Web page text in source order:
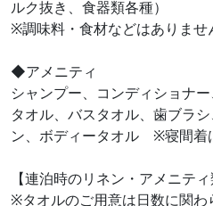
ルク抜き、食器類各種）
※調味料・食材などはありませ
◆アメニティ
シャンプー、コンディショナ
タオル、バスタオル、歯ブラ
ン、ボディータオル ※寝間着
【連泊時のリネン・アメニテ
※タオルのご用意は日数に関わ